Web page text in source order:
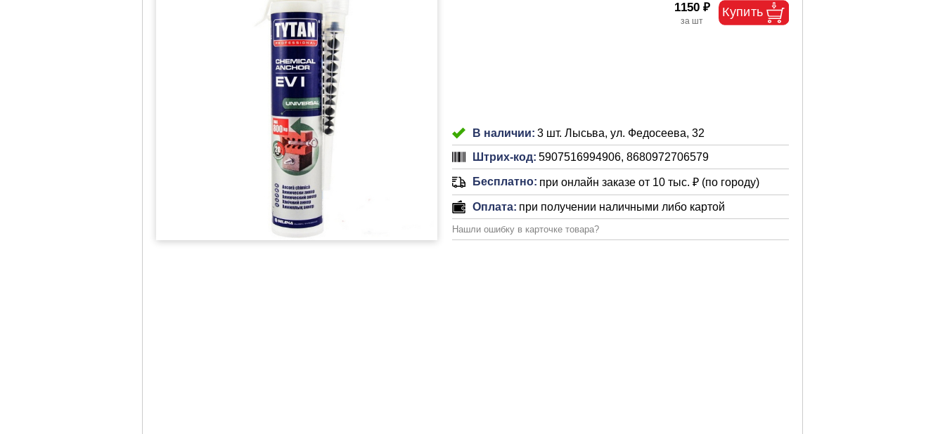
1150 ₽
В наличии: 3 шт. Лысьва, ул. Федосеева, 32
Штрих-код: 5907516994906, 8680972706579
Бесплатно: при онлайн заказе от 10 тыс. ₽ (по городу)
Оплата: при получении наличными либо картой
Нашли ошибку в карточке товара?